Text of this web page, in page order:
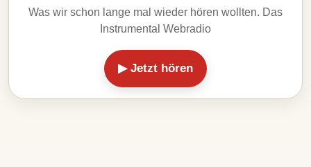
Was wir schon lange mal wieder hören wollten. Das
Instrumental Webradio
▶ Jetzt hören